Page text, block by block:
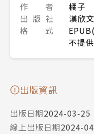
作 者
橘子
出 版 社
漢欣
格 式
不提
出版資訊
出版日期2024-03-25
線上出版日期2024-